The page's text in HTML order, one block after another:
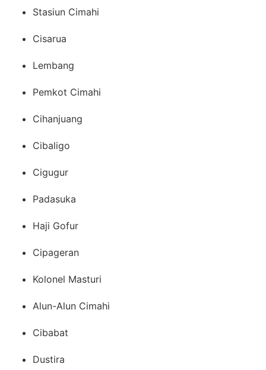
Stasiun Cimahi
Cisarua
Lembang
Pemkot Cimahi
Cihanjuang
Cibaligo
Cigugur
Padasuka
Haji Gofur
Cipageran
Kolonel Masturi
Alun-Alun Cimahi
Cibabat
Dustira